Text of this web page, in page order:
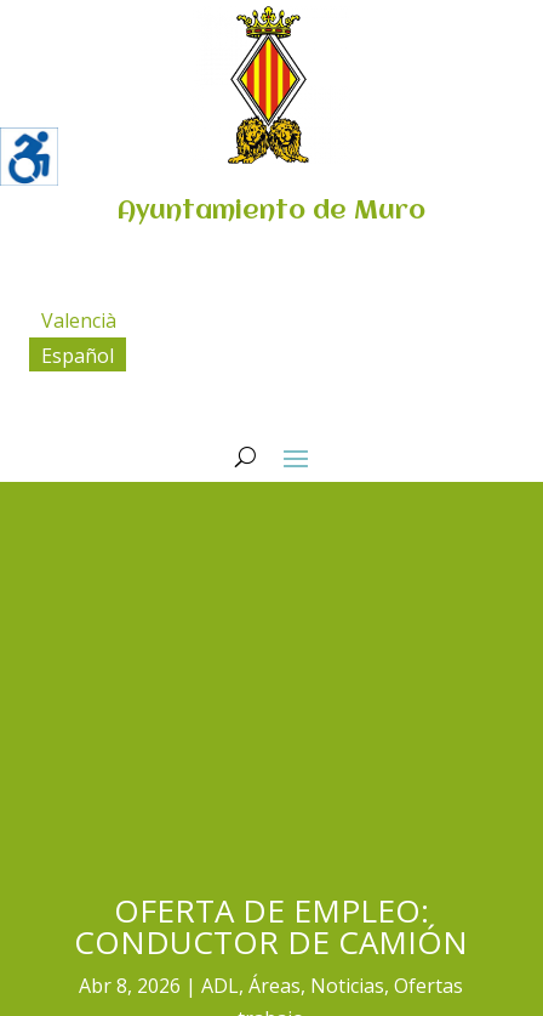
Ayuntamiento de Muro
Valencià
Español
OFERTA DE EMPLEO:
CONDUCTOR DE CAMIÓN
Abr 8, 2026 ADL,Áreas, Noticias,Ofertas